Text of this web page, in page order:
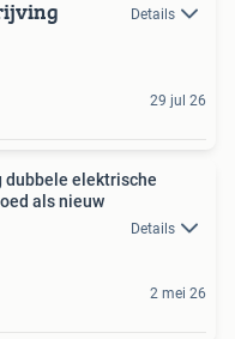
Details
29 jul 26
dubbele elektrische
als nieuw
Details
2 mei 26